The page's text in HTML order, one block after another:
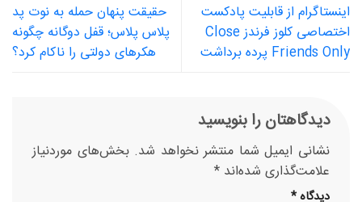
اینستاگرام از قابلیت پادکست
اختصاصی کلوز فرندز Close
Friends Only پرده برداشت
حقیقت پنهان حمله به نوت پد
پلاس پلاس؛ قفل دوگانه چگونه
هکرهای دولتی را ناکام کرد؟
دیدگاهتان را بنویسید
نشانی ایمیل شما منتشر نخواهد شد. بخش‌های موردنیاز
علامت‌گذاری شده‌اند *
دیدگاه*